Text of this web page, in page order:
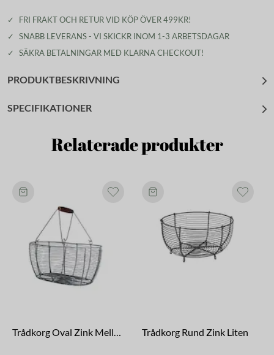
✓
FRI FRAKT OCH RETUR VID KÖP ÖVER 499KR!
✓
SNABB LEVERANS - VI SKICKR INOM 1-3 ARBETSDAGAR
✓
SÄKRA BETALNINGAR MED KLARNA CHECKOUT!
PRODUKTBESKRIVNING
SPECIFIKATIONER
Relaterade produkter
Trådkorg Oval Zink Mellan Trådkorg Rund Zink Liten